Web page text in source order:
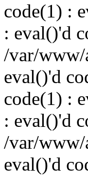
code(1) :
: eval()'d
/var/www/
eval()'d
code(1) :
: eval()'d
/var/www/
eval()'d